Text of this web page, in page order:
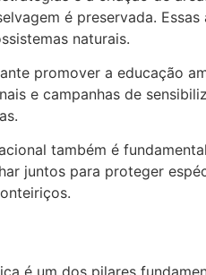
é preservada.
naturais.
promover a educação
e campanhas de
também é
juntos para proteger
é um dos pilares